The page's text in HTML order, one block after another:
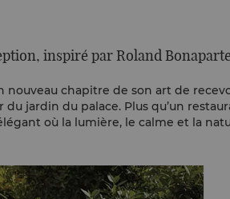
inspiré par Roland
nouveau chapitre de son art de
jardin du palace. Plus qu’un
où la lumière, le calme et la